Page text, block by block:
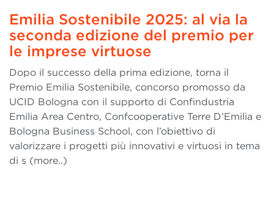
Emilia Sostenibile 2025: al via la
seconda edizione del premio per
le imprese virtuose
Dopo il successo della prima edizione, torna il
Premio Emilia Sostenibile, concorso promosso da
UCID Bologna con il supporto di Confindustria
Emilia Area Centro, Confcooperative Terre D’Emilia e
Bologna Business School, con l’obiettivo di
valorizzare i progetti più innovativi e virtuosi in tema
di s (more..)